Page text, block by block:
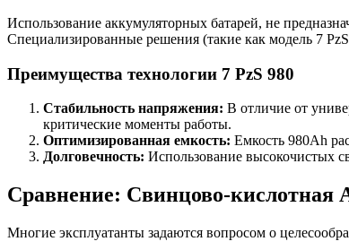
Использование аккумуляторных батарей, не
Специализированные решения (такие как модель 7
Преимущества технологии 7 PzS 980
Стабильность напряжения: В отличие от
критические моменты работы.
Оптимизированная емкость: Емкость 980Ah
Долговечность: Использование высокочистых
Сравнение: Свинцово-
Многие эксплуатанты задаются вопросом о